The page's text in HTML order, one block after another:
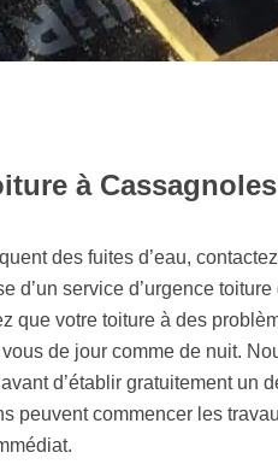
à Cassagnoles
des fuites d’eau,
d’un service d’urgence
que votre toiture à des
de jour comme de nuit.
d’établir gratuitement un
peuvent commencer les